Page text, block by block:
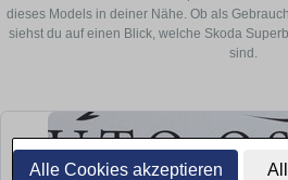
Alle Cookies akzeptieren
dieses Models in deiner Nähe. Ob als
siehst du auf einen Blick, welche Skoda
sind.